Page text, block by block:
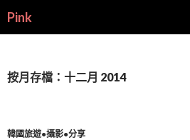
Pink
尋
容
按月存檔：十二月 2014
韓國旅遊●攝影●分享